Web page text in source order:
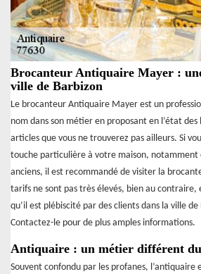
Brocanteur Antiquaire Mayer :
ville de Barbizon
Le brocanteur Antiquaire Mayer est un
nom dans son métier en proposant en l’état des
articles que vous ne trouverez pas ailleurs. Si
touche particulière à votre maison, notamment
anciens, il est recommandé de visiter la
tarifs ne sont pas très élevés, bien au contraire,
qu’il est plébiscité par des clients dans la ville
Contactez-le pour de plus amples informations.
Antiquaire : un métier différent
Souvent confondu par les profanes,